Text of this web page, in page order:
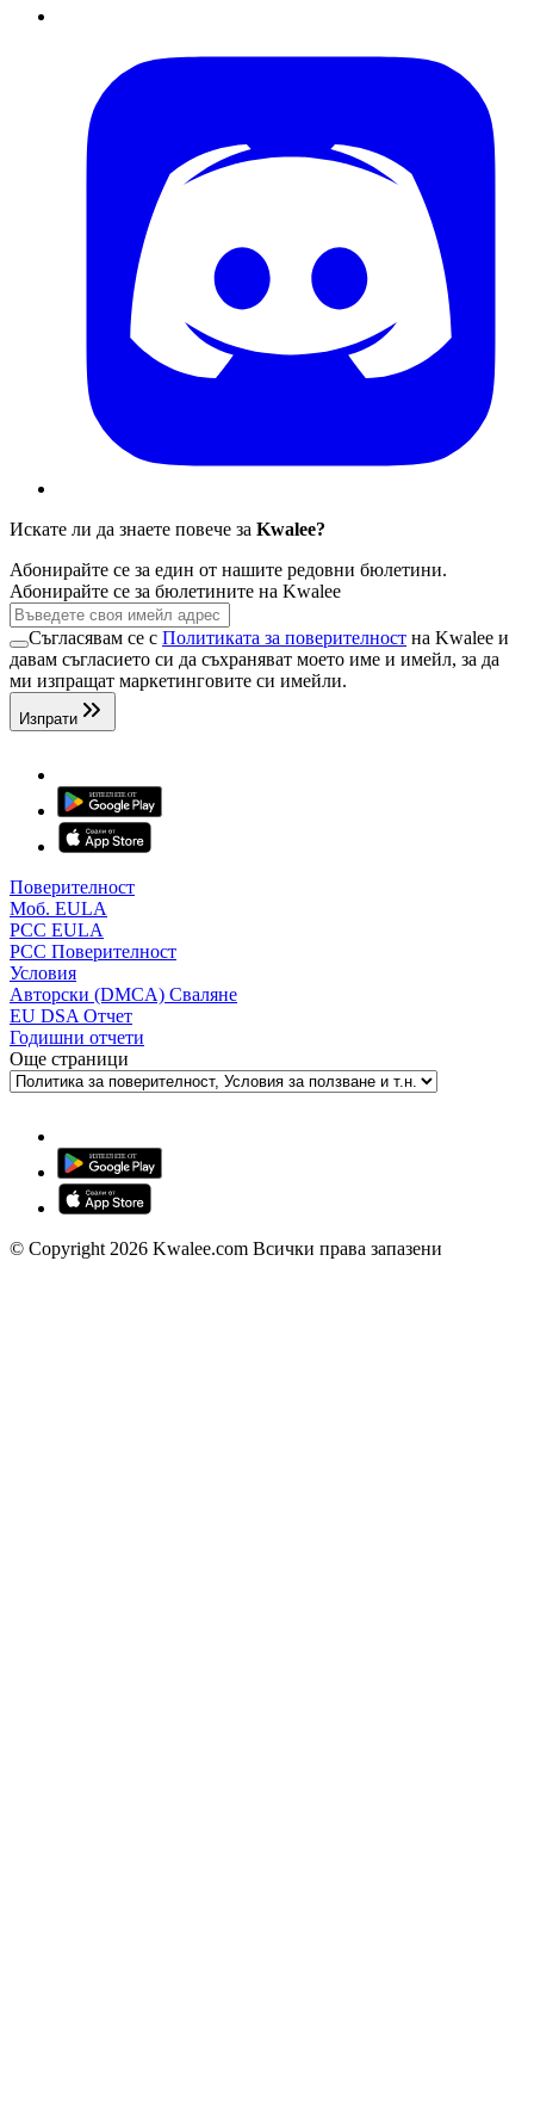
Искате ли да знаете повече за Kwalee?
Абонирайте се за един от нашите редовни бюлетини.
Абонирайте се за бюлетините на Kwalee
Съгласявам се с Политиката за поверителност на Kwalee и
давам съгласието си да съхраняват моето име и имейл, за да
ми изпращат маркетинговите си имейли.
Изпрати
Поверителност
Моб. EULA
PCC EULA
PCC Поверителност
Условия
Авторски (DMCA) Сваляне
EU DSA Отчет
Годишни отчети
Още страници
© Copyright 2026 Kwalee.com Всички права запазени